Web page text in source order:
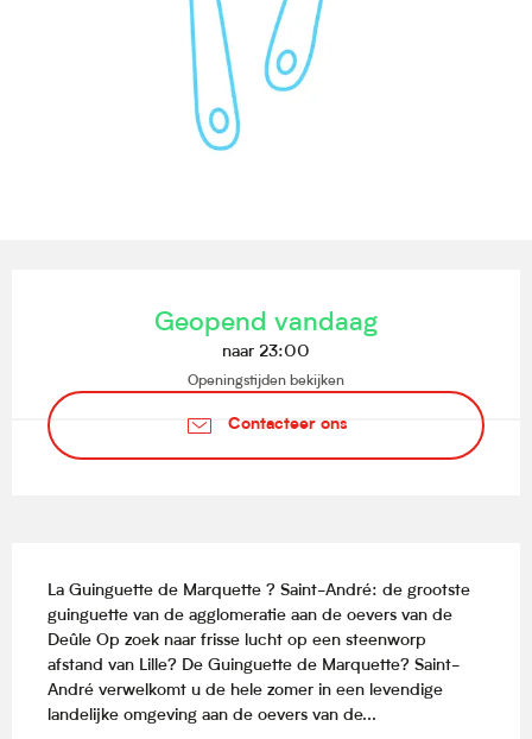
Geopend vandaag
naar 23:00
Openingstijden bekijken
Contacteer ons
La Guinguette de Marquette ? Saint-André: de grootste
guinguette van de agglomeratie aan de oevers van de
Deûle Op zoek naar frisse lucht op een steenworp
afstand van Lille? De Guinguette de Marquette? Saint-
André verwelkomt u de hele zomer in een levendige
landelijke omgeving aan de oevers van de...